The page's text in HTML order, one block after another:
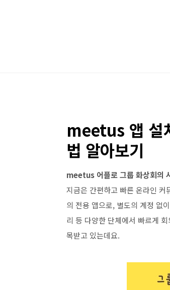
meetus 앱 설
법 알아보기
meetus 어플로 그룹 화상회의
지금은 간편하고 빠른 온라인 커
의 전용 앱으로, 별도의 계정 없
리 등 다양한 단체에서 빠르게
목받고 있는데요.